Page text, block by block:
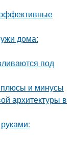
дома:
под
и минусы
архитектуры в